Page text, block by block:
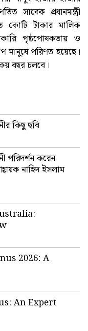
সাবেক প্রধানমন্ত্রী
টাকার মালিক
পৃষ্ঠপোষকতায় ও
মানুষে পরিণত হয়েছে।
বছর চলবে।
কিছু ছবি
পরিদর্শন করেন
নাহিদ ইসলাম
2026: A
An Expert